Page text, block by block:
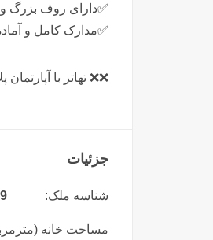
✅️دارای روف بزرگ
✅️مدارک کامل و
❌️❌️ تهاتر با آپارتمان پلاک ۱
جزئیات
شناسه ملک:
مساحت خانه